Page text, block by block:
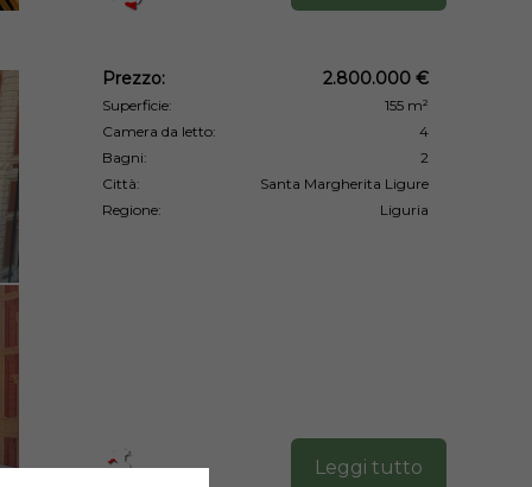
Prezzo: 2.800.000 €
Superficie:
155 m²
Camera da letto:
4
Bagni:
2
Città:
Santa Margherita Ligure
Regione:
Liguria
Leggi tutto